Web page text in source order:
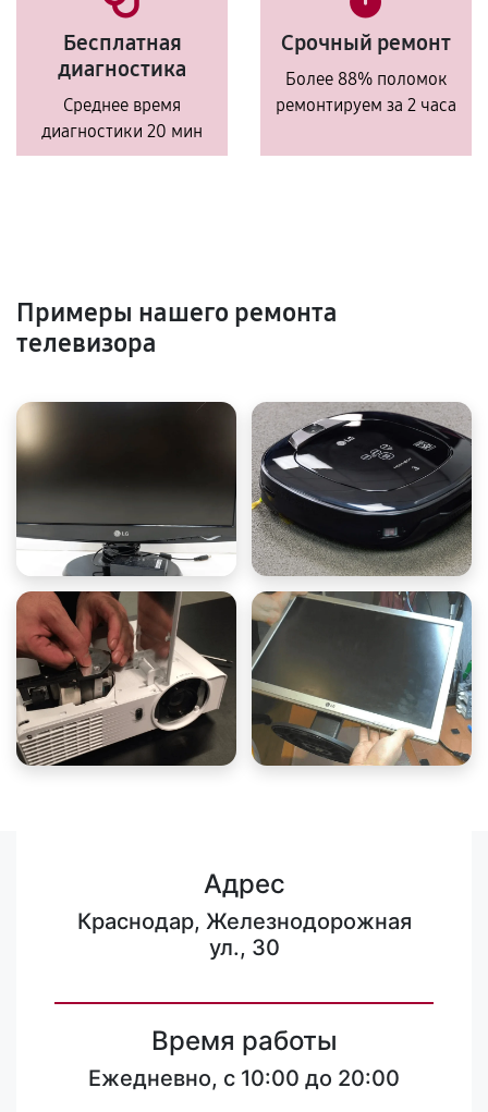
Бесплатная
диагностика
Среднее время
диагностики 20 мин
Срочный ремонт
Более 88% поломок
ремонтируем за 2 часа
Примеры нашего ремонта
телевизора
Адрес
Краснодар, Железнодорожная
ул., 30
Время работы
Ежедневно, с 10:00 до 20:00